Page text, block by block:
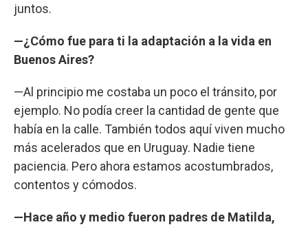
juntos.
—¿Cómo fue para ti la adaptación a la vida en
Buenos Aires?
—Al principio me costaba un poco el tránsito, por
ejemplo. No podía creer la cantidad de gente que
había en la calle. También todos aquí viven mucho
más acelerados que en Uruguay. Nadie tiene
paciencia. Pero ahora estamos acostumbrados,
contentos y cómodos.
—Hace año y medio fueron padres de Matilda,